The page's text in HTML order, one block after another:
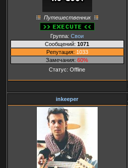
Путешественник
Группа: Свои
Сообщений: 1071
Репутация: 1033
Замечания: 60%
Статус: Offline
inkeeper